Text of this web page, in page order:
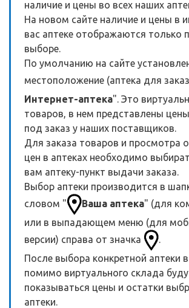
наличие и цены во всех наших
На новом сайте наличие и цены в
вас аптеке отображаются только
выборе.
По умолчанию на сайте
местоположение (аптека для
Интернет-аптека". Это
товаров, в нем представлены
под заказ у наших поставщиков.
Для заказа товаров и просмотра
цен в аптеках необходимо
вам аптеку-пункт выдачи заказа.
Выбор аптеки производится в
словом "
Ваша аптека" (для
или в выпадающем меню (для
версии) справа от значка
.
После выбора конкретной аптеки
помимо виртуального склада
показываться цены и остатки
аптеки.